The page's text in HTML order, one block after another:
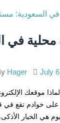
في
Hager July
موقعك
خوادم تقع في